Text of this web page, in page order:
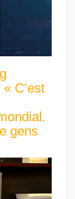
C’est
gens